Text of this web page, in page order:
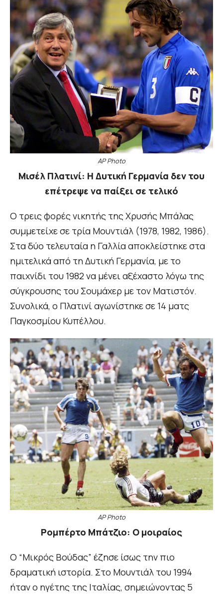
AP Photo
Μισέλ Πλατινί: Η Δυτική Γερμανία δεν του
επέτρεψε να παίξει σε τελικό
Ο τρεις φορές νικητής της Χρυσής Μπάλας
συμμετείχε σε τρία Μουντιάλ (1978, 1982, 1986).
Στα δύο τελευταία η Γαλλία αποκλείστηκε στα
ημιτελικά από τη Δυτική Γερμανία, με το
παιχνίδι του 1982 να μένει αξέχαστο λόγω της
σύγκρουσης του Σουμάχερ με τον Ματιστόν.
Συνολικά, ο Πλατινί αγωνίστηκε σε 14 ματς
Παγκοσμίου Κυπέλλου.
AP Photo
Ρομπέρτο Μπάτζιο: Ο μοιραίος
Ο “Μικρός Βούδας” έζησε ίσως την πιο
δραματική ιστορία. Στο Μουντιάλ του 1994
ήταν ο ηγέτης της Ιταλίας, σημειώνοντας 5